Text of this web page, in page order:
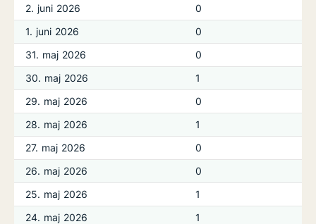
2. juni 2026
0
1. juni 2026
0
31. maj 2026
0
30. maj 2026
1
29. maj 2026
0
28. maj 2026
1
27. maj 2026
0
26. maj 2026
0
25. maj 2026
1
24. maj 2026
1